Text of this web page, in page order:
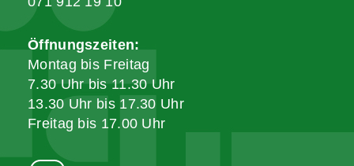
Öffnungszeiten:
Montag bis Freitag
7.30 Uhr bis 11.30 Uhr
13.30 Uhr bis 17.30 Uhr
Freitag bis 17.00 Uhr